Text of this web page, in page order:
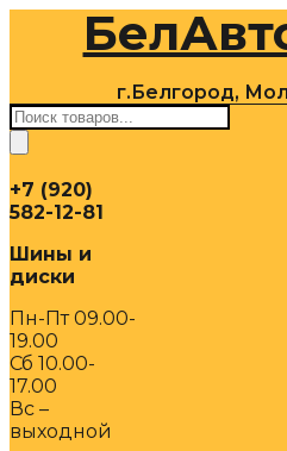
содержимому
г.Белгород,
Поиск
товаров
+7 (920)
582-12-81
Шины и
диски
Пн-Пт 09.00-
19.00
Сб 10.00-
17.00
Вс –
выходной